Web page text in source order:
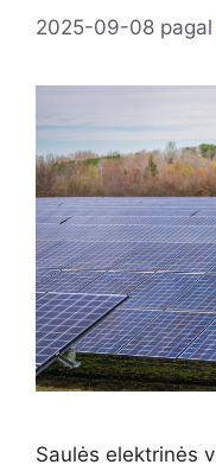
2025-09-08 pagal
Saulės elektrinės